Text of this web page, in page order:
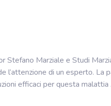
Stefano Marziale e Studi
l’attenzione di un esperto. La
efficaci per questa